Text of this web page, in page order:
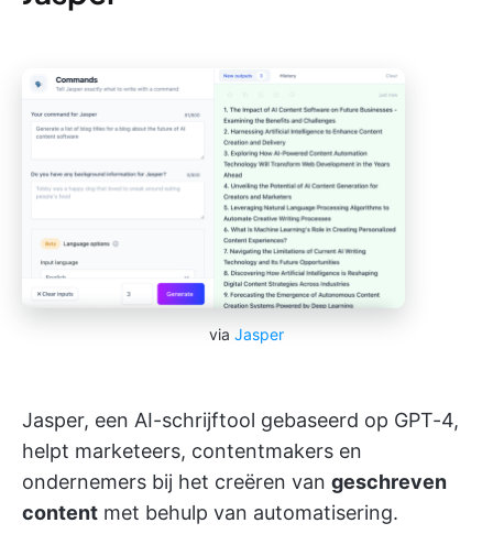
via Jasper
Jasper, een AI-schrijftool gebaseerd op GPT-4,
helpt marketeers, contentmakers en
ondernemers bij het creëren van geschreven
content met behulp van automatisering.